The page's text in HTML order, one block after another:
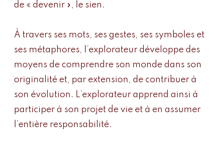
de « devenir », le sien.
À travers ses mots, ses gestes, ses symboles et
ses métaphores, l’explorateur développe des
moyens de comprendre son monde dans son
originalité et, par extension, de contribuer à
son évolution. L’explorateur apprend ainsi à
participer à son projet de vie et à en assumer
l’entière responsabilité.